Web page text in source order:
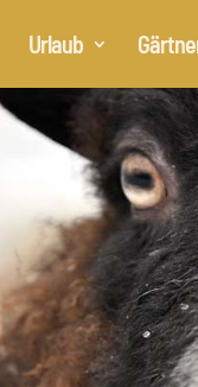
Urlaub